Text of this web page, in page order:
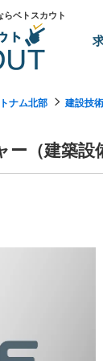
ベトスカウト
ナム北部 建設技
（建築設